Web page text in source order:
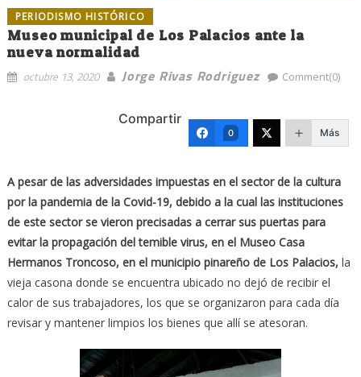
PERIODISMO HISTÓRICO
Museo municipal de Los Palacios ante la
nueva normalidad
octubre 13, 2020 Jorge Rivas Rodriguez Comment(0)
Compartir
0 Más
A pesar de las adversidades impuestas en el sector de la cultura
por la pandemia de la Covid-19, debido a la cual las instituciones
de este sector se vieron precisadas a cerrar sus puertas para
evitar la propagación del temible virus, en el Museo Casa
Hermanos Troncoso, en el municipio pinareño de Los Palacios, la
vieja casona donde se encuentra ubicado no dejó de recibir el
calor de sus trabajadores, los que se organizaron para cada día
revisar y mantener limpios los bienes que allí se atesoran.